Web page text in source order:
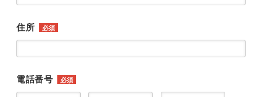
住所 必須
電話番号 必須